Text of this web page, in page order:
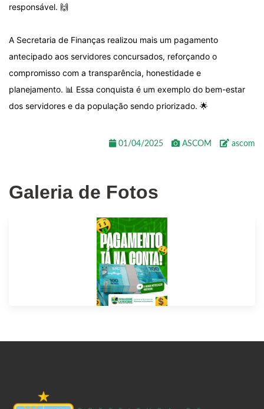
responsável. 🙌
A Secretaria de Finanças realizou mais um pagamento
antecipado aos servidores concursados, reforçando o
compromisso com a transparência, honestidade e
planejamento. 📊 Essa conquista é um exemplo do bem-estar
dos servidores e da população sendo priorizado. 🌟
01/04/2025 ASCOM ascom
Galeria de Fotos